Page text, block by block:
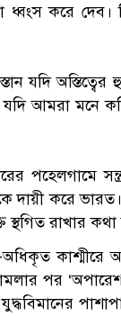
ধ্বংস করে দেব।
যদি
আমরা মনে
পহেলগামে
দায়ী করে
রাখার কথা
পর